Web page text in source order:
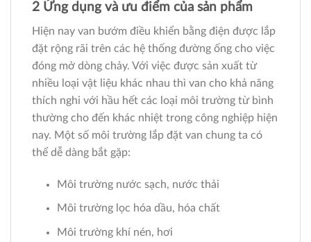
2 Ứng dụng và ưu điểm của sản phẩm
Hiện nay van bướm điều khiển bằng điện được lắp
đặt rộng rãi trên các hệ thống đường ống cho việc
đóng mở dòng chảy. Với việc được sản xuất từ
nhiều loại vật liệu khác nhau thì van cho khả năng
thích nghi với hầu hết các loại môi trường từ bình
thường cho đến khác nhiệt trong công nghiệp hiện
nay. Một số môi trường lắp đặt van chung ta có
thể dễ dàng bắt gặp:
Môi trường nước sạch, nước thải
Môi trường lọc hóa dầu, hóa chất
Môi trường khí nén, hơi